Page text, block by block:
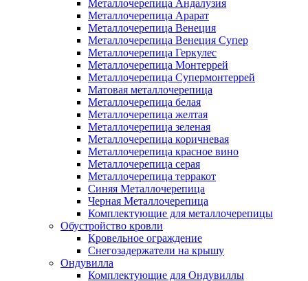
Металлочерепица Андалузия
Металлочерепица Арарат
Металлочерепица Венеция
Металлочерепица Венеция Супер
Металлочерепица Геркулес
Металлочерепица Монтеррей
Металлочерепица Супермонтеррей
Матовая металлочерепица
Металлочерепица белая
Металлочерепица желтая
Металлочерепица зеленая
Металлочерепица коричневая
Металлочерепица красное вино
Металлочерепица серая
Металлочерепица терракот
Синяя Металлочерепица
Черная Металлочерепица
Комплектующие для металлочерепицы
Обустройство кровли
Кровельное ограждение
Снегозадержатели на крышу
Ондувилла
Комплектующие для Ондувиллы